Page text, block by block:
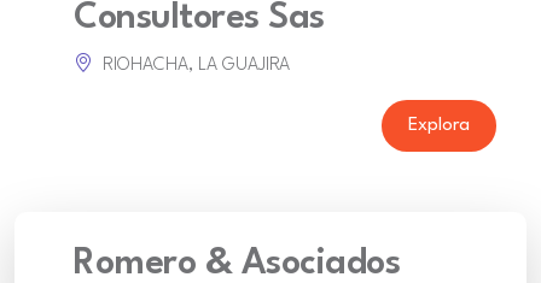
Consultores Sas
RIOHACHA, LA GUAJIRA
Explora
Romero & Asociados